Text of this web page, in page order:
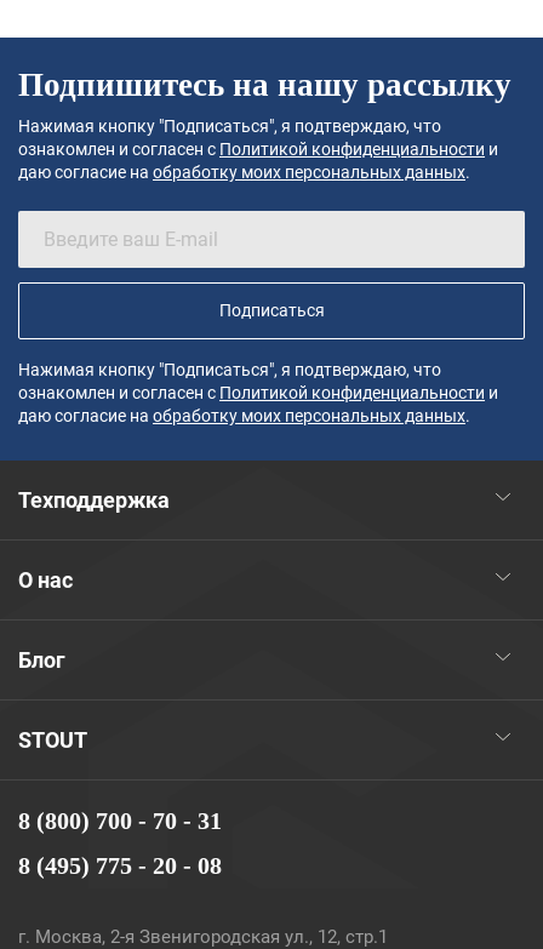
Подпишитесь на нашу рассылку
Нажимая кнопку "Подписаться", я подтверждаю, что
ознакомлен и согласен с Политикой конфиденциальности и
даю согласие на обработку моих персональных данных.
Подписаться
Нажимая кнопку "Подписаться", я подтверждаю, что
ознакомлен и согласен с Политикой конфиденциальности и
даю согласие на обработку моих персональных данных.
8 (800) 700 - 70 - 31
8 (495) 775 - 20 - 08
г. Москва, 2-я Звенигородская ул., 12, стр.1
STOUT
Блог
О нас
Техподдержка